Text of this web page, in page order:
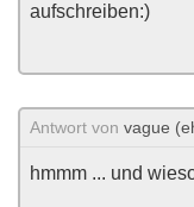
aufschreiben:)
Antwort von vague
hmmm ... und